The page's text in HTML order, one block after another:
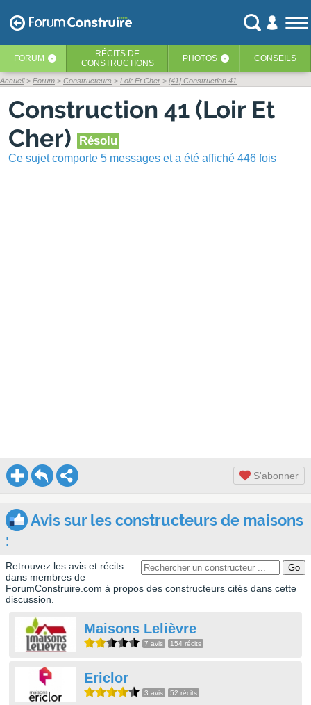
FORUM ‹ RÉCITS DE
CONSTRUCTIONS
PHOTOS ‹ CONSEILS
Accueil Forum Constructeurs Loir Et Cher [41] Construction 41
Construction 41 (Loir Et
Cher)
Résolu
Ce sujet comporte 5 messages et a été affiché 446 fois
S'abonner
Avis sur les constructeurs de maisons
:
Retrouvez les avis et récits
dans membres de
ForumConstruire.com à propos des constructeurs cités dans cette
discussion.
Maisons Lelièvre
7 avis 154 récits
Ericlor
3 avis 52 récits